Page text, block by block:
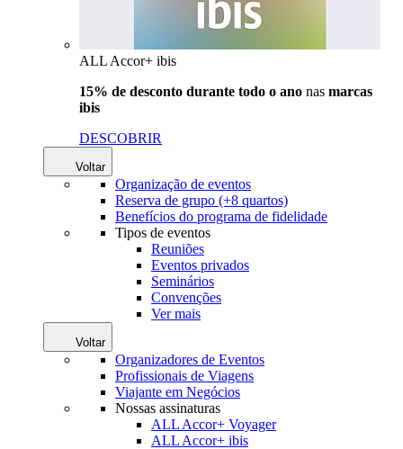
ALL Accor+ ibis
15% de desconto durante todo o ano nas marcas
ibis
DESCOBRIR
Voltar
Organização de eventos
Reserva de grupo (+8 quartos)
Benefícios do programa de fidelidade
Tipos de eventos
Reuniões
Eventos privados
Seminários
Convenções
Ver mais
Voltar
Organizadores de Eventos
Profissionais de Viagens
Viajante em Negócios
Nossas assinaturas
ALL Accor+ Voyager
ALL Accor+ ibis